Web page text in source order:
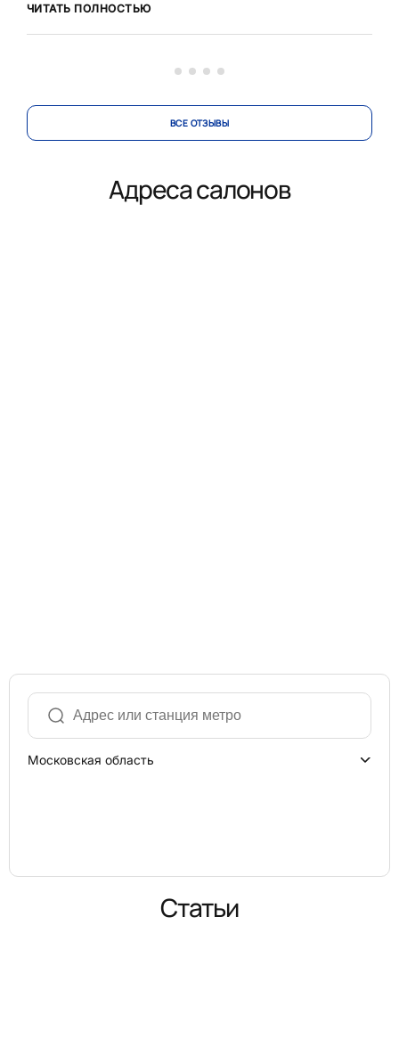
оптимальный проект, исходя из маленькой площади
ЧИТАТЬ ПОЛНОСТЬЮ
ВСЕ ОТЗЫВЫ
Адреса салонов
Московская область
Статьи